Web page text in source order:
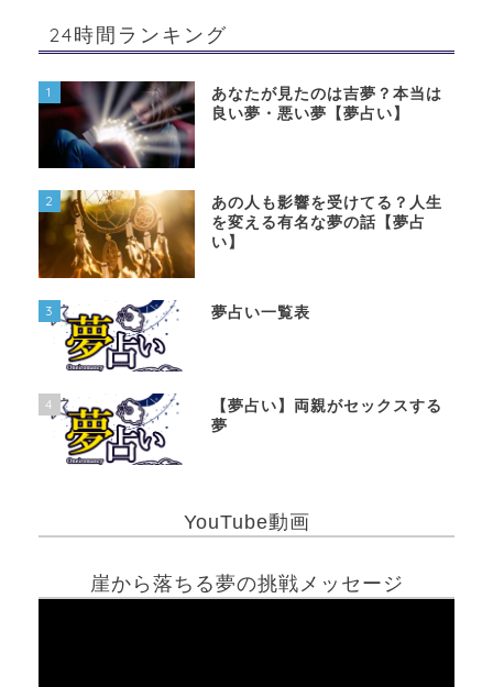
24時間ランキング
1
あなたが見たのは吉夢？本当は
良い夢・悪い夢【夢占い】
2
あの人も影響を受けてる？人生
を変える有名な夢の話【夢占
い】
3 夢占い一覧表
4
【夢占い】両親がセックスする
夢
YouTube動画
崖から落ちる夢の挑戦メッセージ